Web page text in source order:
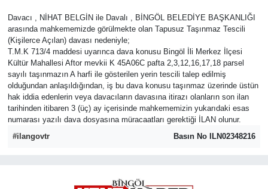
Davacı , NİHAT BELGİN ile Davalı , BİNGÖL BELEDİYE BAŞKANLIĞI
arasında mahkememizde görülmekte olan Tapusuz Taşınmaz Tescili
(Kişilerce Açılan) davası nedeniyle;
T.M.K 713/4 maddesi uyarınca dava konusu Bingöl İli Merkez İlçesi
Kültür Mahallesi Aftor mevkii K 45A06C pafta 2,3,12,16,17,18 parsel
sayılı taşınmazın A harfi ile gösterilen yerin tescili talep edilmiş
olduğundan anlaşıldığından, iş bu dava konusu taşınmaz üzerinde üstün
hak iddia edenlerin veya davacıların davasına itirazı olanların son ilan
tarihinden itibaren 3 (üç) ay içerisinde mahkememizin yukarıdaki esas
numarası yazılı dava dosyasına müracaatları gerektiği İLAN olunur.
#ilangovtr
Basın No ILN02348216
GÜNDEM
KARLIOVA
KİĞI
Son Dakika Haberleri
Haber Arşivi